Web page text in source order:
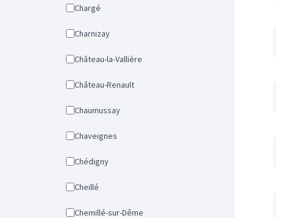
Chargé
Charnizay
Château-la-Vallière
Château-Renault
Chaumussay
Chaveignes
Chédigny
Cheillé
Chemillé-sur-Dême